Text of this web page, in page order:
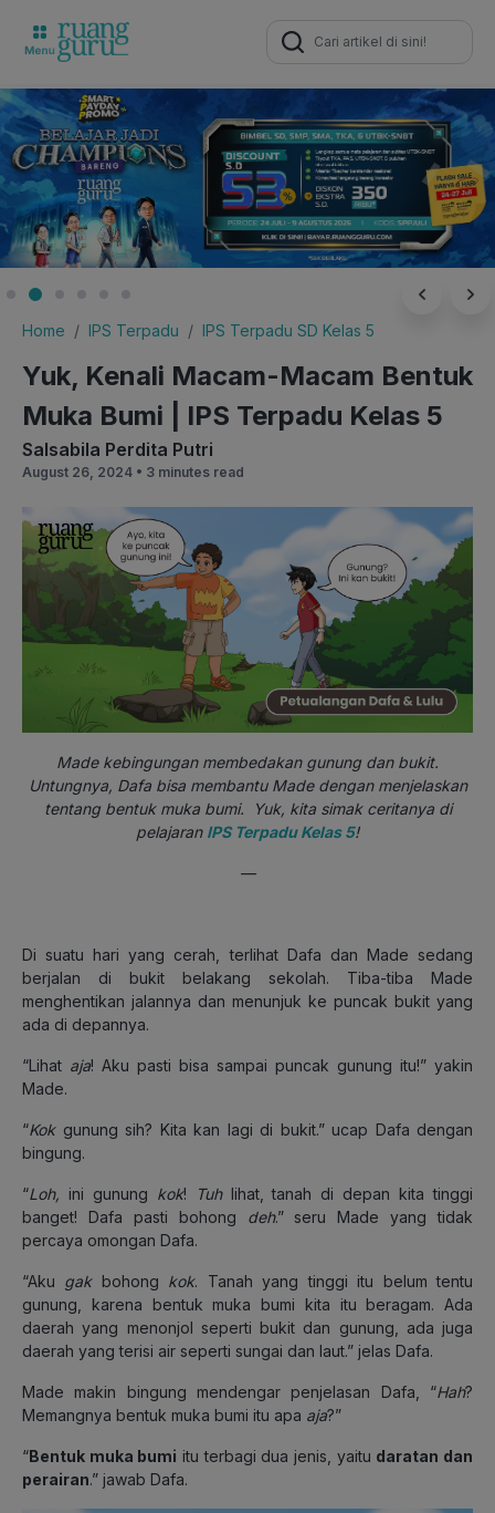
Search
for:
Home IPS Terpadu IPS Terpadu SD Kelas 5
Yuk, Kenali Macam-Macam Bentuk
Muka Bumi | IPS Terpadu Kelas 5
Salsabila Perdita Putri
August 26, 2024 • 3 minutes read
Made kebingungan membedakan gunung dan bukit.
Untungnya, Dafa bisa membantu Made dengan menjelaskan
tentang bentuk muka bumi. Yuk, kita simak ceritanya di
pelajaran IPS Terpadu Kelas 5!
—
Di suatu hari yang cerah, terlihat Dafa dan Made sedang
berjalan di bukit belakang sekolah. Tiba-tiba Made
menghentikan jalannya dan menunjuk ke puncak bukit yang
ada di depannya.
“Lihat aja! Aku pasti bisa sampai puncak gunung itu!” yakin
Made.
“Kokgunung sih? Kita kan lagi di bukit.” ucap Dafa dengan
bingung.
“Loh, ini gunung kok! Tuhlihat, tanah di depan kita tinggi
banget! Dafa pasti bohong deh.” seru Made yang tidak
percaya omongan Dafa.
“Aku gakbohong kok. Tanah yang tinggi itu belum tentu
gunung, karena bentuk muka bumi kita itu beragam. Ada
daerah yang menonjol seperti bukit dan gunung, ada juga
daerah yang terisi air seperti sungai dan laut.” jelas Dafa.
Made makin bingung mendengar penjelasan Dafa, “Hah?
Memangnya bentuk muka bumi itu apa aja?”
“Bentuk muka bumi itu terbagi dua jenis, yaitu daratan dan
perairan.” jawab Dafa.